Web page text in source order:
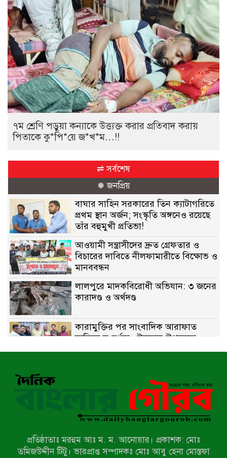
৭ম শ্রেণি পড়ুয়া কন্যাকে উত্ত্যক্ত করার প্রতিবাদ করায়
পিতাকে কু*পি*য়ে জ*খ*ম…!!
⇌ সর্বশেষ
❅ জনপ্রিয়
বাঘার সাহিন সরকারের তিন ক্যাটাগরিতে
প্রথম স্থান অর্জন; সংস্কৃতি অঙ্গনেও রয়েছে
তাঁর বহুমুখী প্রতিভা!
আওয়ামী সন্ত্রাসীদের দ্রুত গ্রেফতার ও
বিচারের দাবিতে নীলফামারীতে বিক্ষোভ ও
মানববন্ধন
লালপুরে মাদকবিরোধী অভিযান: ৩ জনের
কারাদণ্ড ও অর্থদণ্ড
কারামুক্তির পর সাংবাদিক আরাফাত
সানিকে সংবর্ধনা, টেকনাফ উপজেলা
প্রেসক্লাবের ফুলেল শুভেচ্ছা
মিয়ানমারের সীমান্তে স্থলমাইন বিস্ফোরণ:
উখিয়ার এক যুবকের পা বিচ্ছিন্ন
৭ম শ্রেণি পড়ুয়া কন্যাকে উত্ত্যক্ত করার
প্রতিষ্ঠাতাঃ মরহুম আঃ ম. ম. আনোয়ার। প্রকাশক: মোঃ
তমিজউদ্দীন টিটু। ভারপ্রাপ্ত সম্পাদকঃ মোঃ আবু হেনা মোস্তফা